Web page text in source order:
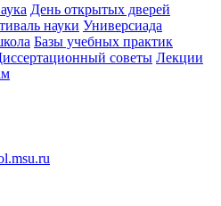
День открытых дверей
науки Универсиада
Базы учебных практик
советы Лекции